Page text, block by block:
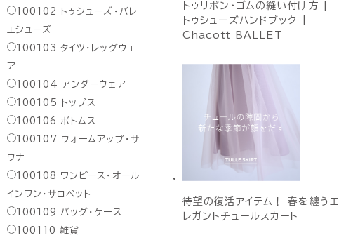
100102
トゥシューズ・バレ
エシューズ
100103 タイツ・レッグウェ
ア
100104 アンダーウェア
100105
トップス
100106
ボトムス
100107
ウォームアップ・サ
ウナ
100108
ワンピース・オール
インワン・サロペット
100109
バッグ・ケース
100110 雑貨
トゥリボン・ゴムの縫い付け方 |
トゥシューズハンドブック |
Chacott BALLET
待望の復活アイテム！ 春を纏うエ
レガントチュールスカート